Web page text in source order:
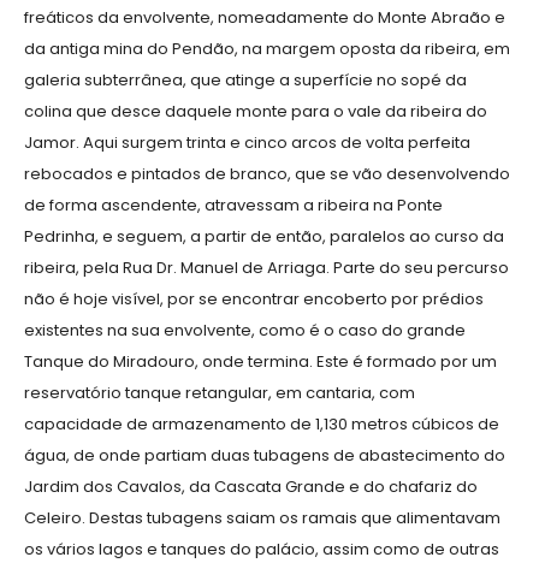
freáticos da envolvente, nomeadamente do Monte Abraão e
da antiga mina do Pendão, na margem oposta da ribeira, em
galeria subterrânea, que atinge a superfície no sopé da
colina que desce daquele monte para o vale da ribeira do
Jamor. Aqui surgem trinta e cinco arcos de volta perfeita
rebocados e pintados de branco, que se vão desenvolvendo
de forma ascendente, atravessam a ribeira na Ponte
Pedrinha, e seguem, a partir de então, paralelos ao curso da
ribeira, pela Rua Dr. Manuel de Arriaga. Parte do seu percurso
não é hoje visível, por se encontrar encoberto por prédios
existentes na sua envolvente, como é o caso do grande
Tanque do Miradouro, onde termina. Este é formado por um
reservatório tanque retangular, em cantaria, com
capacidade de armazenamento de 1,130 metros cúbicos de
água, de onde partiam duas tubagens de abastecimento do
Jardim dos Cavalos, da Cascata Grande e do chafariz do
Celeiro. Destas tubagens saiam os ramais que alimentavam
os vários lagos e tanques do palácio, assim como de outras